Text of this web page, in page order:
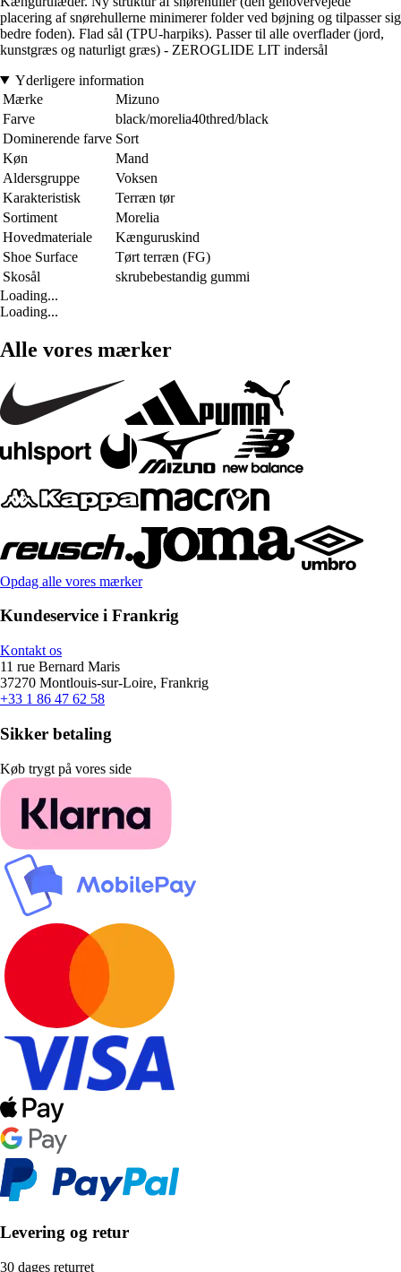
placering af snørehullerne minimerer folder ved bøjning og tilpasser sig
bedre foden). Flad sål (TPU-harpiks). Passer til alle overflader (jord,
kunstgræs og naturligt græs) - ZEROGLIDE LIT indersål
Yderligere information
Mærke
Mizuno
Farve
black/morelia40thred/black
Dominerende farve Sort
Køn
Mand
Aldersgruppe
Voksen
Karakteristisk
Terræn tør
Sortiment
Morelia
Hovedmateriale
Kænguruskind
Shoe Surface
Tørt terræn (FG)
Skosål
skrubebestandig gummi
Loading...
Loading...
Alle vores mærker
Opdag alle vores mærker
Kundeservice i Frankrig
Kontakt os
11 rue Bernard Maris
37270 Montlouis-sur-Loire, Frankrig
+33 1 86 47 62 58
Sikker betaling
Køb trygt på vores side
Levering og retur
30 dages returret